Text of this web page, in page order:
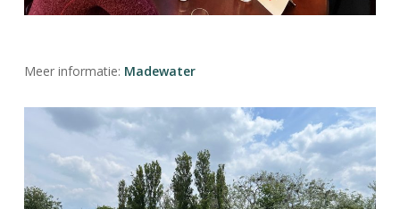
Meer informatie: Madewater